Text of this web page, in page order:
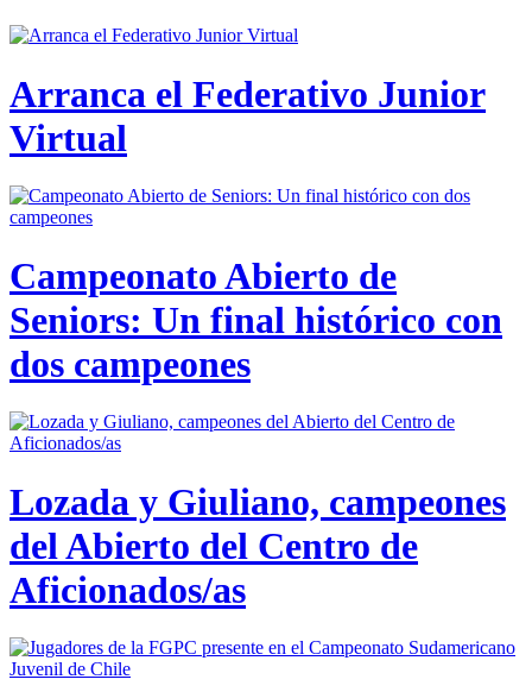
Arranca el Federativo Junior
Virtual
Campeonato Abierto de
Seniors: Un final histórico con
dos campeones
Lozada y Giuliano, campeones
del Abierto del Centro de
Aficionados/as